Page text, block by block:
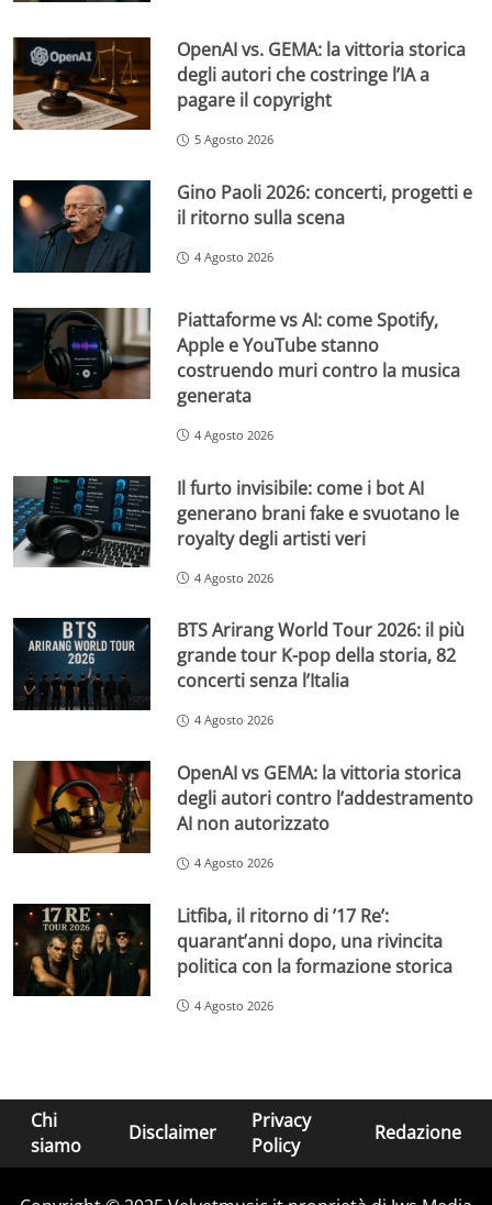
OpenAI vs. GEMA: la vittoria storica
degli autori che costringe l’IA a
pagare il copyright
5 Agosto 2026
Gino Paoli 2026: concerti, progetti e
il ritorno sulla scena
4 Agosto 2026
Piattaforme vs AI: come Spotify,
Apple e YouTube stanno
costruendo muri contro la musica
generata
4 Agosto 2026
Il furto invisibile: come i bot AI
generano brani fake e svuotano le
royalty degli artisti veri
4 Agosto 2026
BTS Arirang World Tour 2026: il più
grande tour K-pop della storia, 82
concerti senza l’Italia
4 Agosto 2026
OpenAI vs GEMA: la vittoria storica
degli autori contro l’addestramento
AI non autorizzato
4 Agosto 2026
Litfiba, il ritorno di ’17 Re’:
quarant’anni dopo, una rivincita
politica con la formazione storica
4 Agosto 2026
Chi
siamo
Disclaimer
Privacy
Policy
Redazione